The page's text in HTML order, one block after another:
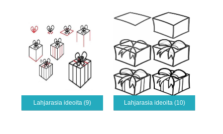
Lahjarasia ideoita (9) Lahjarasia ideoita (10)